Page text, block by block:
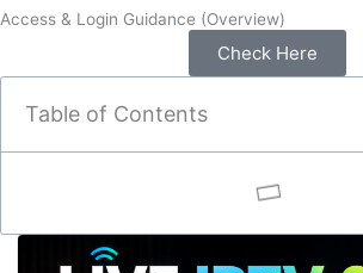
Access & Login Guidance (Overview)
Check Here
Table of Contents